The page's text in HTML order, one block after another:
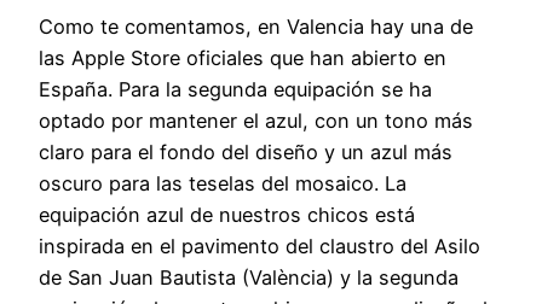
Como te comentamos, en Valencia hay una de
las Apple Store oficiales que han abierto en
España. Para la segunda equipación se ha
optado por mantener el azul, con un tono más
claro para el fondo del diseño y un azul más
oscuro para las teselas del mosaico. La
equipación azul de nuestros chicos está
inspirada en el pavimento del claustro del Asilo
de San Juan Bautista (València) y la segunda